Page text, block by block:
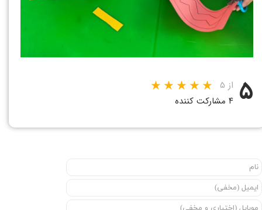
۵ از ۵
۴ مشارکت کننده